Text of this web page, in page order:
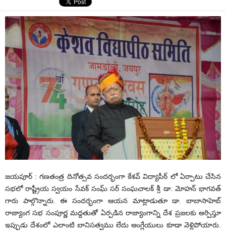
జయపూర్ : గణతంత్ర దినోత్సవ సందర్భంగా కేశవ్ విద్యాపీఠ్ లో ఏర్పాటు చేసిన
సభలో రాష్ట్రీయ స్వయం సేవక్ సంఘ్ స‌ర్ సంఘ‌చాల‌క్ శ్రీ డా: మోహన్ భాగవత్
గారు పాల్గొన్నారు. ఈ సంద‌ర్భంగా ఆయ‌న మాట్లాడుతూ డా. బాబాసాహెబ్
రాజ్యాంగ సభ సంపూర్ణ మద్దతుతో ఏర్పడిన రాజ్యాంగాన్ని దేశ ప్రజలకు అర్పిస్తూ
ఇప్పుడు దేశంలో ఎలాంటి బానిసత్వము లేదు ఆంగ్లేయులు కూడా వెళ్లిపోయారు.